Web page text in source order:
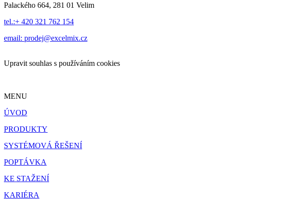
Palackého 664, 281 01 Velim
tel.:+ 420 321 762 154
email: prodej@excelmix.cz
Upravit souhlas s používáním cookies
MENU
ÚVOD
PRODUKTY
SYSTÉMOVÁ ŘEŠENÍ
POPTÁVKA
KE STAŽENÍ
KARIÉRA